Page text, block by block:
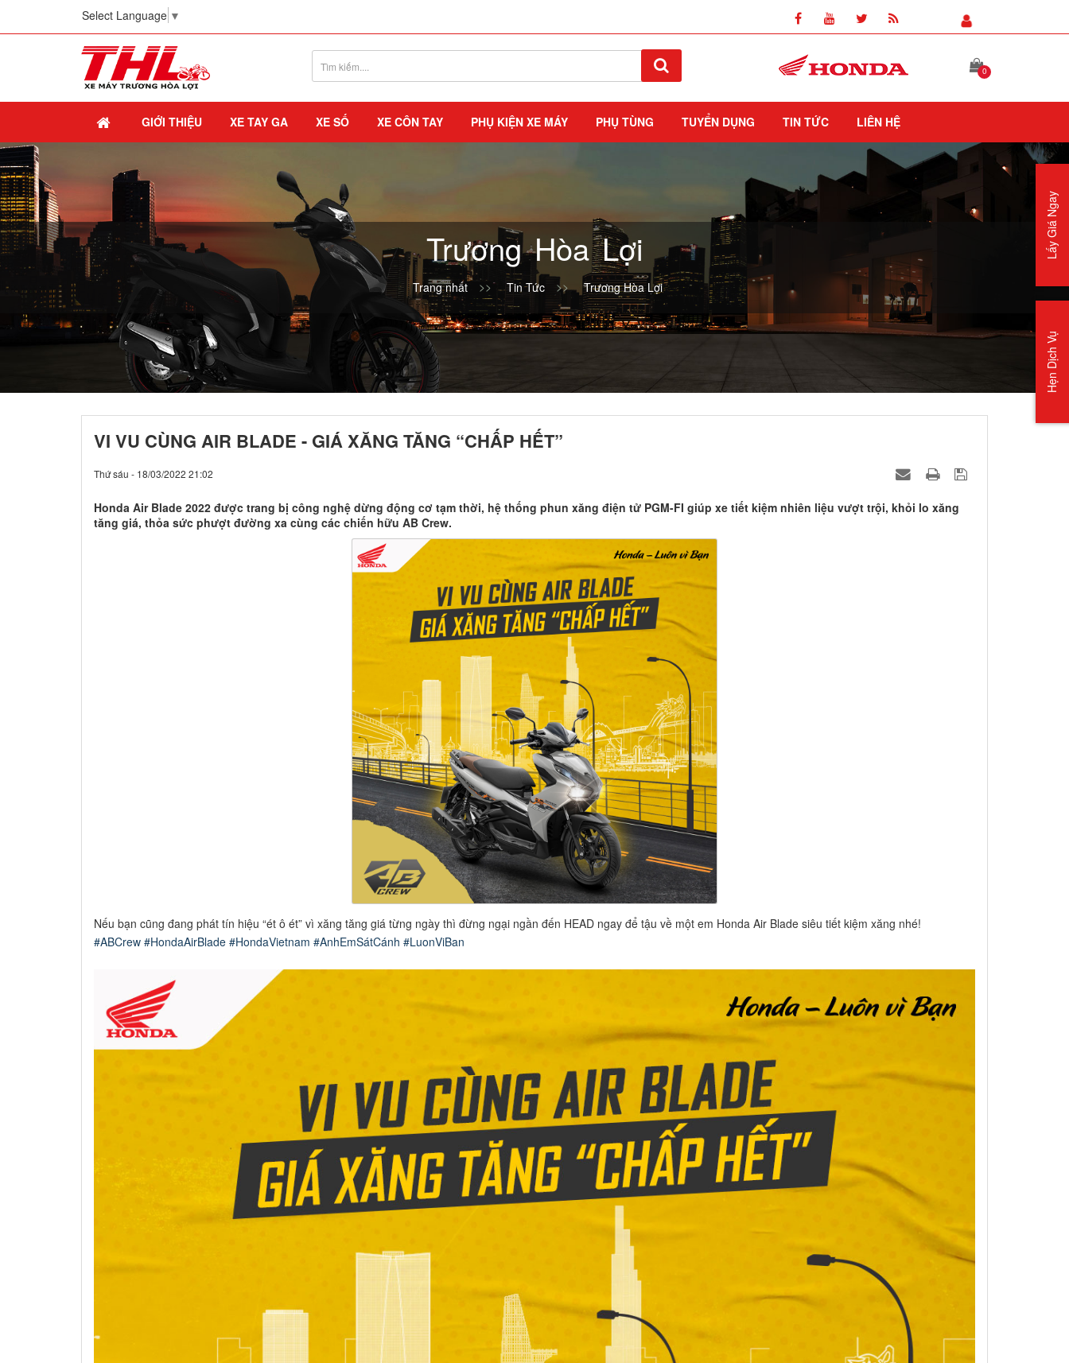
Select Language ▼
0
GIỚI THIỆU XE TAY GA XE SỐ XE CÔN TAY PHỤ KIỆN XE MÁY PHỤ TÙNG TUYỂN DỤNG TIN TỨC LIÊN HỆ
Trương Hòa Lợi
Trang nhất Tin Tức Trương Hòa Lợi
VI VU CÙNG AIR BLADE - GIÁ XĂNG TĂNG “CHẤP HẾT”
Thứ sáu - 18/03/2022 21:02
Honda Air Blade 2022 được trang bị công nghệ dừng động cơ tạm thời, hệ thống phun xăng điện tử PGM-FI giúp xe tiết kiệm nhiên liệu vượt trội, khỏi lo xăng
tăng giá, thỏa sức phượt đường xa cùng các chiến hữu AB Crew.
Nếu bạn cũng đang phát tín hiệu “ét ô ét” vì xăng tăng giá từng ngày thì đừng ngại ngần đến HEAD ngay để tậu về một em Honda Air Blade siêu tiết kiệm xăng nhé!
#ABCrew #HondaAirBlade #HondaVietnam #AnhEmSátCánh #LuonViBan
Lấy Giá Ngay
Hẹn Dịch Vụ